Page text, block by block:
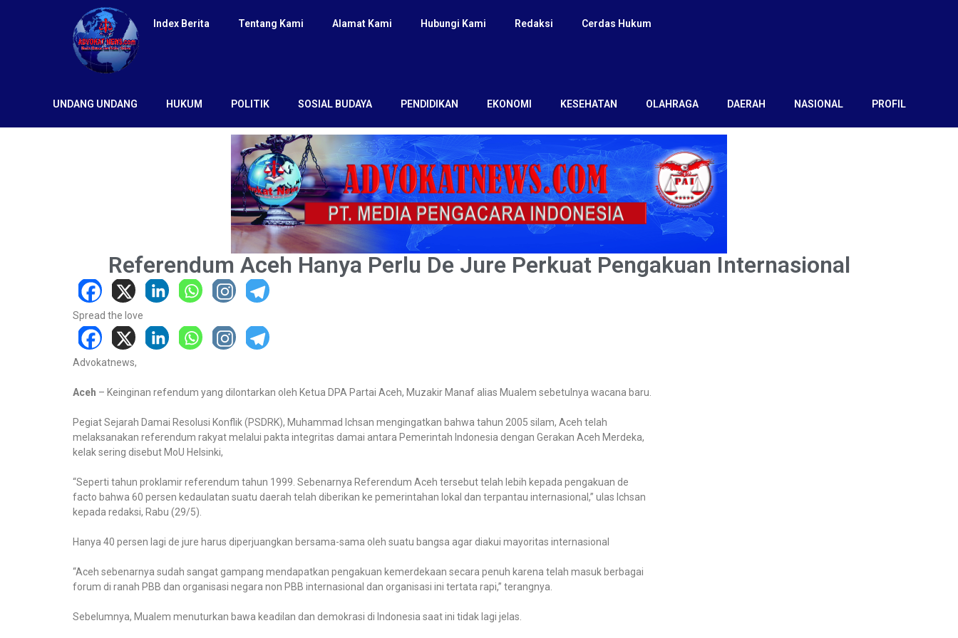
Index Berita Tentang Kami Alamat Kami Hubungi Kami Redaksi Cerdas Hukum
UNDANG UNDANG HUKUM POLITIK SOSIAL BUDAYA PENDIDIKAN EKONOMI KESEHATAN OLAHRAGA DAERAH NASIONAL PROFIL
Referendum Aceh Hanya Perlu De Jure Perkuat Pengakuan Internasional
Spread the love
Advokatnews,
Aceh – Keinginan refendum yang dilontarkan oleh Ketua DPA Partai Aceh, Muzakir Manaf alias Mualem sebetulnya wacana baru.
Pegiat Sejarah Damai Resolusi Konflik (PSDRK), Muhammad Ichsan mengingatkan bahwa tahun 2005 silam, Aceh telah
melaksanakan referendum rakyat melalui pakta integritas damai antara Pemerintah Indonesia dengan Gerakan Aceh Merdeka,
kelak sering disebut MoU Helsinki,
“Seperti tahun proklamir referendum tahun 1999. Sebenarnya Referendum Aceh tersebut telah lebih kepada pengakuan de
facto bahwa 60 persen kedaulatan suatu daerah telah diberikan ke pemerintahan lokal dan terpantau internasional,” ulas Ichsan
kepada redaksi, Rabu (29/5).
Hanya 40 persen lagi de jure harus diperjuangkan bersama-sama oleh suatu bangsa agar diakui mayoritas internasional
“Aceh sebenarnya sudah sangat gampang mendapatkan pengakuan kemerdekaan secara penuh karena telah masuk berbagai
forum di ranah PBB dan organisasi negara non PBB internasional dan organisasi ini tertata rapi,” terangnya.
Sebelumnya, Mualem menuturkan bawa keadilan dan demokrasi di Indonesia saat ini tidak lagi jelas.